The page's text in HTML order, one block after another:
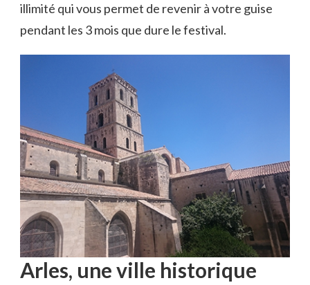
illimité qui vous permet de revenir à votre guise
pendant les 3 mois que dure le festival.
Arles, une ville historique